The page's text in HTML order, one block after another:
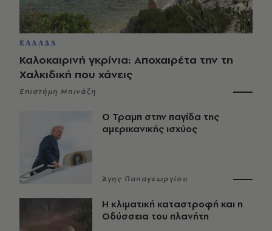
ΕΛΛΑΔΑ
Καλοκαιρινή γκρίνια: Αποχαιρέτα την τη
Χαλκιδική που χάνεις
Επιστήμη Μπινάζη
Ο Τραμπ στην παγίδα της
αμερικανικής ισχύος
Άγης Παπαγεωργίου
Η κλιματική καταστροφή και η
Οδύσσεια του πλανήτη